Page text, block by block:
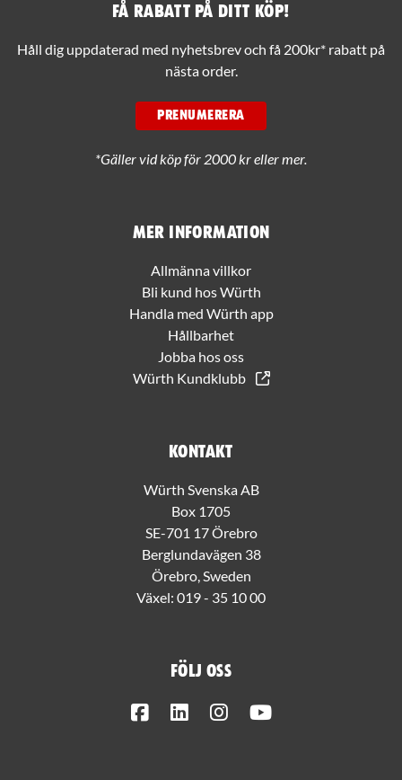
Mer information
Allmänna villkor
Bli kund hos Würth
Handla med Würth app
Hållbarhet
Jobba hos oss
Würth Kundklubb
Kontakt
Würth Svenska AB
Box 1705
SE-701 17 Örebro
Berglundavägen 38
Örebro, Sweden
Växel: 019 - 35 10 00
Följ oss
FacebookLinkedInInstagram
Få rabatt på ditt köp!
Håll dig uppdaterad med nyhetsbrev och få 200kr* rabatt på
nästa order.
PRENUMERERA
*Gäller vid köp för 2000 kr eller mer.